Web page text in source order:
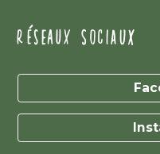
RÉSEAUX SOCIAUX